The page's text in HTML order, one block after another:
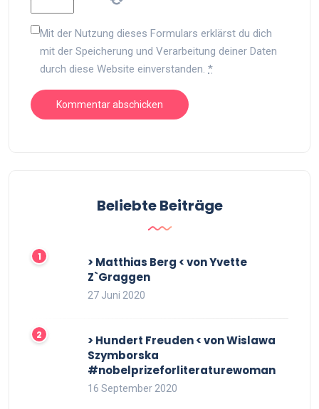
Mit der Nutzung dieses Formulars erklärst du dich
mit der Speicherung und Verarbeitung deiner Daten
durch diese Website einverstanden. *
Beliebte Beiträge
> Matthias Berg < von Yvette
Z`Graggen
27 Juni 2020
> Hundert Freuden < von Wislawa
Szymborska
#nobelprizeforliteraturewoman
16 September 2020